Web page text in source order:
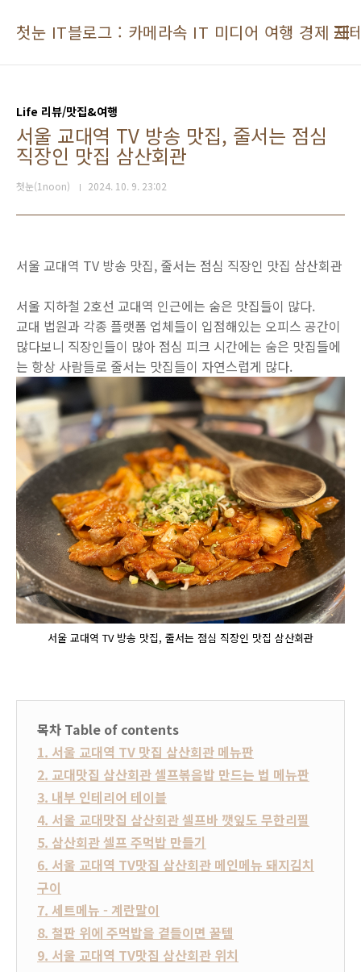
첫눈 IT블로그 : 카메라속 IT 미디어 여행 경제 재
Life 리뷰/맛집&여행
서울 교대역 TV 방송 맛집, 줄서는 점심
직장인 맛집 삼산회관
첫눈(1noon) 2024. 10. 9. 23:02
서울 교대역 TV 방송 맛집, 줄서는 점심 직장인 맛집 삼산회관
서울 지하철 2호선 교대역 인근에는 숨은 맛집들이 많다.
교대 법원과 각종 플랫폼 업체들이 입점해있는 오피스 공간이
많다보니 직장인들이 많아 점심 피크 시간에는 숨은 맛집들에
는 항상 사람들로 줄서는 맛집들이 자연스럽게 많다.
서울 교대역 TV 방송 맛집, 줄서는 점심 직장인 맛집 삼산회관
목차 Table of contents
1. 서울 교대역 TV 맛집 삼산회관 메뉴판
2. 교대맛집 삼산회관 셀프볶음밥 만드는 법 메뉴판
3. 내부 인테리어 테이블
4. 서울 교대맛집 삼산회관 셀프바 깻잎도 무한리필
5. 삼산회관 셀프 주먹밥 만들기
6. 서울 교대역 TV맛집 삼산회관 메인메뉴 돼지김치
구이
7. 세트메뉴 - 계란말이
8. 철판 위에 주먹밥을 곁들이면 꿀템
9. 서울 교대역 TV맛집 삼산회관 위치